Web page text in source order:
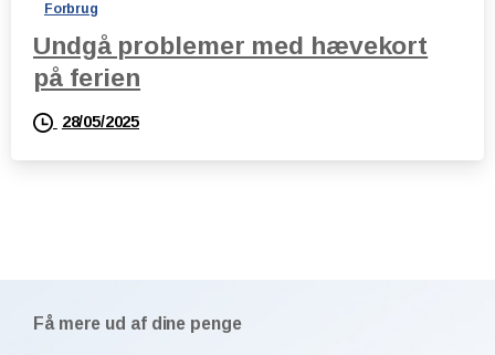
Forbrug
Undgå problemer med hævekort
på ferien
28/05/2025
Få mere ud af dine penge